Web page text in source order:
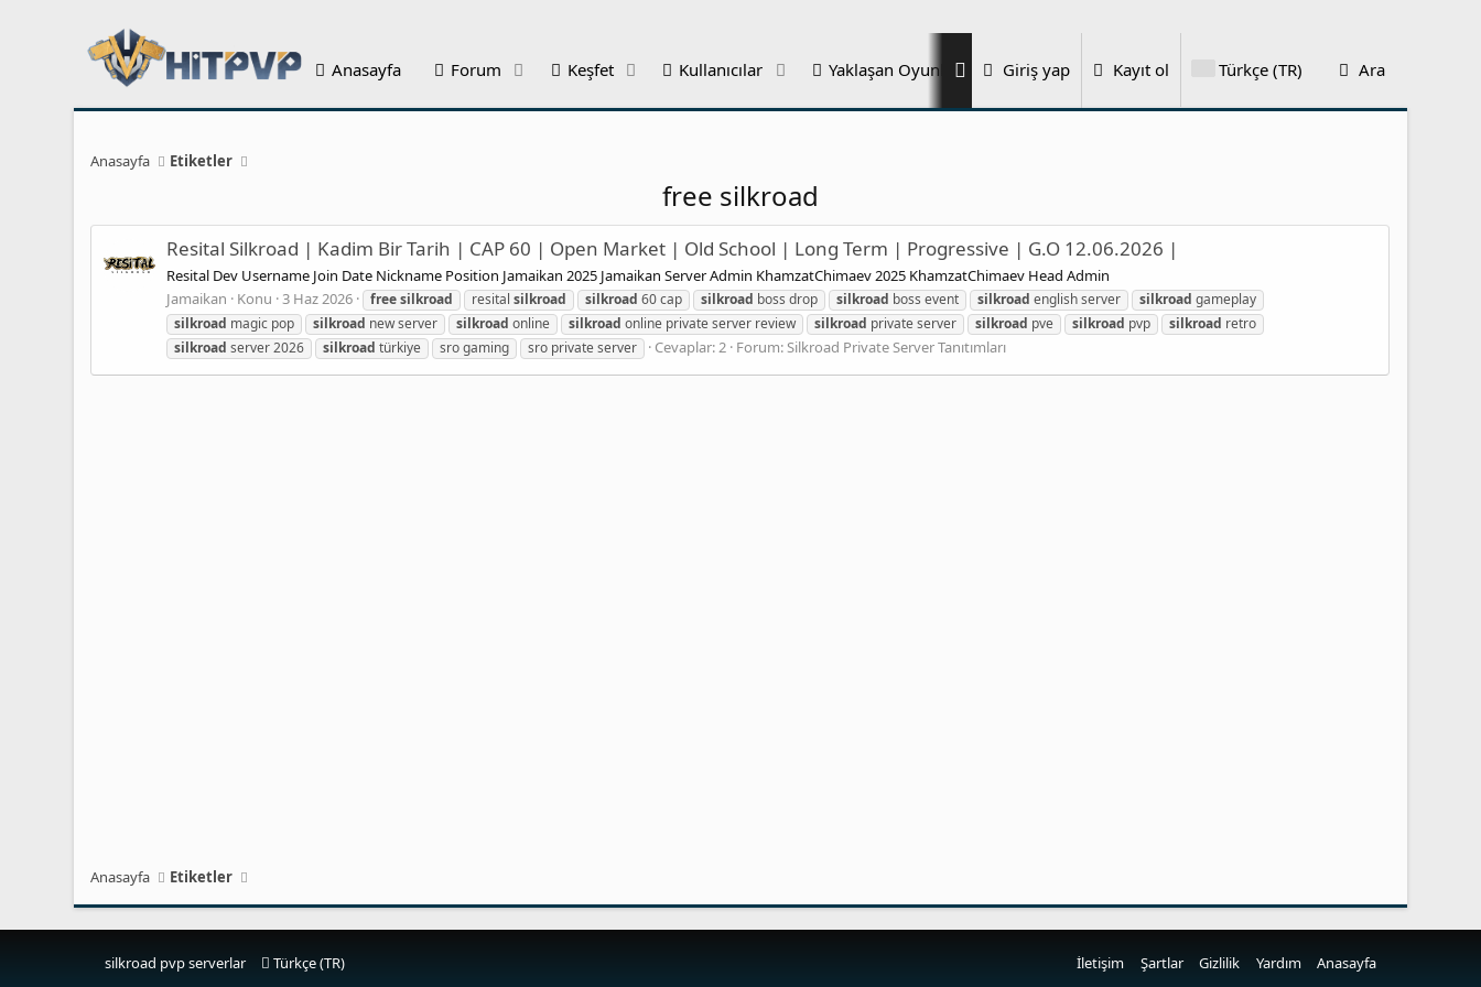
Anasayfa Forum Keşfet Kullanıcılar Yaklaşan Oyunlar Giriş yap Kayıt ol Türkçe (TR) Ara
Anasayfa Etiketler
free silkroad
Resital Silkroad | Kadim Bir Tarih | CAP 60 | Open Market | Old School | Long Term | Progressive | G.O 12.06.2026 |
Resital Dev Username Join Date Nickname Position Jamaikan 2025 Jamaikan Server Admin KhamzatChimaev 2025 KhamzatChimaev Head Admin
Jamaikan
Konu 3 Haz 2026 freesilkroad resitalsilkroad silkroad 60 cap silkroad boss drop silkroad boss event silkroad english server silkroad gameplay
silkroad magic pop silkroad new server silkroad online silkroad online private server review silkroad private server silkroad pve silkroad pvp silkroad retro
silkroad server 2026 silkroad türkiye sro gaming sro private server Cevaplar: 2 Forum:Silkroad Private Server Tanıtımları
Anasayfa Etiketler
silkroad pvp serverlar Türkçe (TR) İletişim Şartlar Gizlilik Yardım Anasayfa